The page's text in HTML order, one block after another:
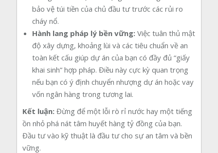
bảo vệ túi tiền của chủ đầu tư trước các rủi ro
cháy nổ.
Hành lang pháp lý bền vững: Việc tuân thủ mật
độ xây dựng, khoảng lùi và các tiêu chuẩn về an
toàn kết cấu giúp dự án của bạn có đầy đủ “giấy
khai sinh” hợp pháp. Điều này cực kỳ quan trọng
nếu bạn có ý định chuyển nhượng dự án hoặc vay
vốn ngân hàng trong tương lai.
Kết luận: Đừng để một lỗi rò rỉ nước hay một tiếng
ồn nhỏ phá nát tâm huyết hàng tỷ đồng của bạn.
Đầu tư vào kỹ thuật là đầu tư cho sự an tâm và bền
vững.